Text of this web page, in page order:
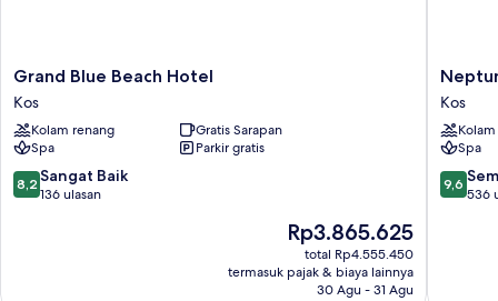
Grand
Blue
Beach
Hotel
Kos
Grand Blue Beach Hotel
Kos
Kolam renang
Gratis Sarapan
Spa
Parkir gratis
8.2
dari
8,2 Sangat Baik
136 ulasan
Harga
sekarang
Rp3.865.625
Rp3.865.625
total Rp4.555.450
termasuk pajak & biaya lainnya
30 Agu - 31 Agu
Luxury
Resort
Kos
Kos
Spa
9.6
dari
9,6
536